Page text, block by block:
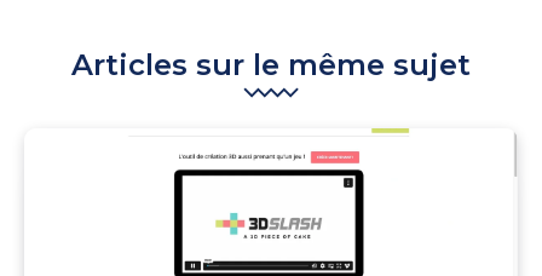
Articles sur le même sujet